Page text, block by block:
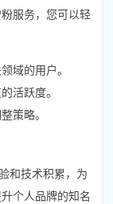
服务，您可以轻
域的用户。
活跃度。
策略。
和技术积累，为
个人品牌的知名